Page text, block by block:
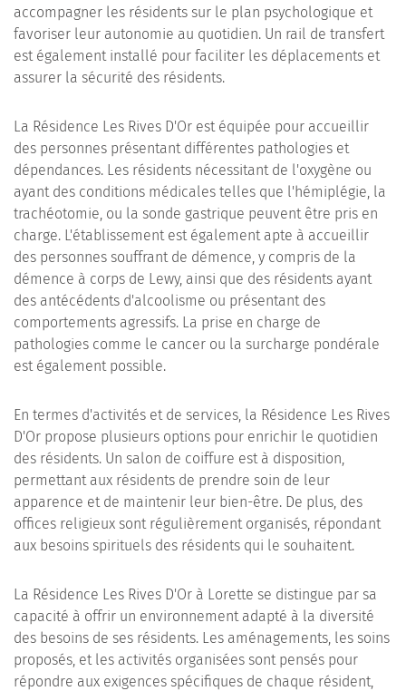
accompagner les résidents sur le plan psychologique et
favoriser leur autonomie au quotidien. Un rail de transfert
est également installé pour faciliter les déplacements et
assurer la sécurité des résidents.
La Résidence Les Rives D'Or est équipée pour accueillir
des personnes présentant différentes pathologies et
dépendances. Les résidents nécessitant de l'oxygène ou
ayant des conditions médicales telles que l'hémiplégie, la
trachéotomie, ou la sonde gastrique peuvent être pris en
charge. L'établissement est également apte à accueillir
des personnes souffrant de démence, y compris de la
démence à corps de Lewy, ainsi que des résidents ayant
des antécédents d'alcoolisme ou présentant des
comportements agressifs. La prise en charge de
pathologies comme le cancer ou la surcharge pondérale
est également possible.
En termes d'activités et de services, la Résidence Les Rives
D'Or propose plusieurs options pour enrichir le quotidien
des résidents. Un salon de coiffure est à disposition,
permettant aux résidents de prendre soin de leur
apparence et de maintenir leur bien-être. De plus, des
offices religieux sont régulièrement organisés, répondant
aux besoins spirituels des résidents qui le souhaitent.
La Résidence Les Rives D'Or à Lorette se distingue par sa
capacité à offrir un environnement adapté à la diversité
des besoins de ses résidents. Les aménagements, les soins
proposés, et les activités organisées sont pensés pour
répondre aux exigences spécifiques de chaque résident,